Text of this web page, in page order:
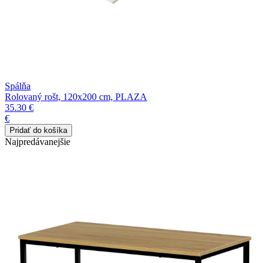
Spálňa
Rolovaný rošt, 120x200 cm, PLAZA
35.30 €
€
Najpredávanejšie